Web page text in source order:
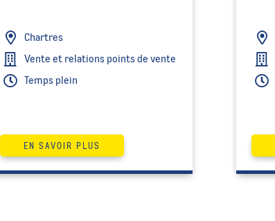
Chartres
Temps plein
Vente et relations points de vente
EN SAVOIR PLUS